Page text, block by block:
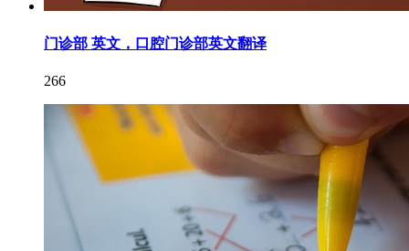
门诊部 英文，口腔门诊部英文翻译
266